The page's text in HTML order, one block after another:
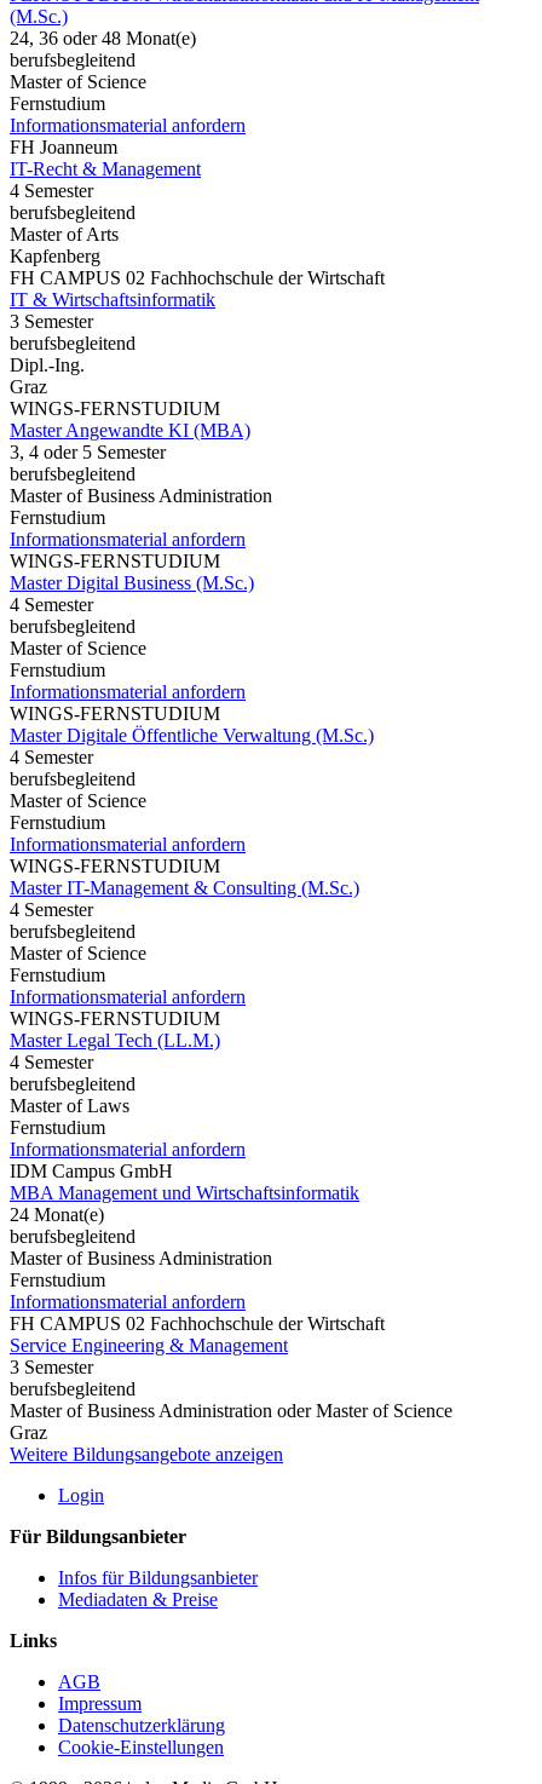
(M.Sc.)
24, 36 oder 48 Monat(e)
berufsbegleitend
Master of Science
Fernstudium
Informationsmaterial anfordern
FH Joanneum
IT-Recht & Management
4 Semester
berufsbegleitend
Master of Arts
Kapfenberg
FH CAMPUS 02 Fachhochschule der Wirtschaft
IT & Wirtschaftsinformatik
3 Semester
berufsbegleitend
Dipl.-Ing.
Graz
WINGS-FERNSTUDIUM
Master Angewandte KI (MBA)
3, 4 oder 5 Semester
berufsbegleitend
Master of Business Administration
Fernstudium
Informationsmaterial anfordern
WINGS-FERNSTUDIUM
Master Digital Business (M.Sc.)
4 Semester
berufsbegleitend
Master of Science
Fernstudium
Informationsmaterial anfordern
WINGS-FERNSTUDIUM
Master Digitale Öffentliche Verwaltung (M.Sc.)
4 Semester
berufsbegleitend
Master of Science
Fernstudium
Informationsmaterial anfordern
WINGS-FERNSTUDIUM
Master IT-Management & Consulting (M.Sc.)
4 Semester
berufsbegleitend
Master of Science
Fernstudium
Informationsmaterial anfordern
WINGS-FERNSTUDIUM
Master Legal Tech (LL.M.)
4 Semester
berufsbegleitend
Master of Laws
Fernstudium
Informationsmaterial anfordern
IDM Campus GmbH
MBA Management und Wirtschaftsinformatik
24 Monat(e)
berufsbegleitend
Master of Business Administration
Fernstudium
Informationsmaterial anfordern
FH CAMPUS 02 Fachhochschule der Wirtschaft
Service Engineering & Management
3 Semester
berufsbegleitend
Master of Business Administration oder Master of Science
Graz
Weitere Bildungsangebote anzeigen
Login
Für Bildungsanbieter
Infos für Bildungsanbieter
Mediadaten & Preise
Links
AGB
Impressum
Datenschutzerklärung
Cookie-Einstellungen